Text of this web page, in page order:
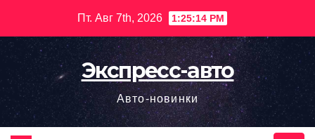
содержимому
Пт. Авг 7th, 2026 1:25:15 PM
Экспресс-авто
Авто-новинки